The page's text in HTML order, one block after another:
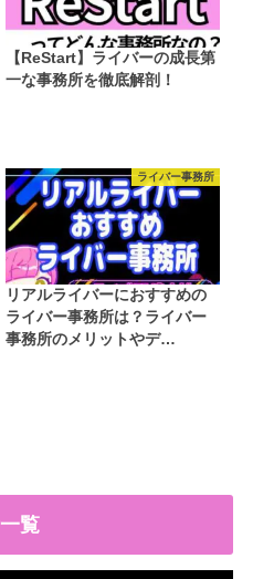
【ReStart】ライバーの成長第
一な事務所を徹底解剖！
ライバー事務所
リアルライバーにおすすめの
ライバー事務所は？ライバー
事務所のメリットやデ…
覧